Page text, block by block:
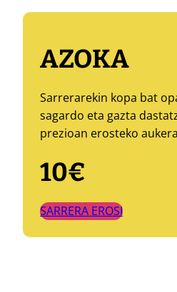
AZOKA
Sarrerarekin kopa bat
sagardo eta gazta
prezioan erosteko
10€
SARRERA EROSI